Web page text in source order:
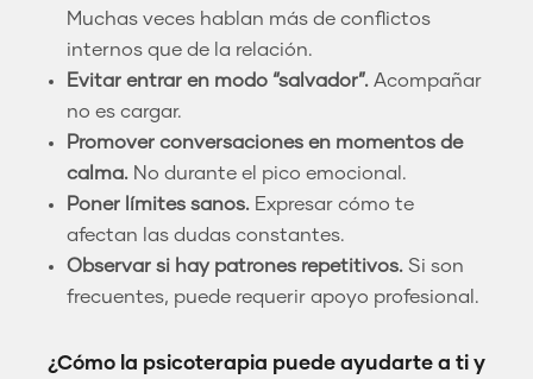
Muchas veces hablan más de conflictos
internos que de la relación.
Evitar entrar en modo “salvador”. Acompañar
no es cargar.
Promover conversaciones en momentos de
calma. No durante el pico emocional.
Poner límites sanos. Expresar cómo te
afectan las dudas constantes.
Observar si hay patrones repetitivos. Si son
frecuentes, puede requerir apoyo profesional.
¿Cómo la psicoterapia puede ayudarte a ti y